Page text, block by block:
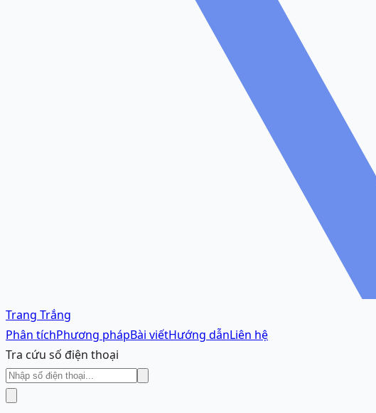
Trang Trắng
Phân tíchPhương phápBài viếtHướng dẫnLiên hệ
Tra cứu số điện thoại